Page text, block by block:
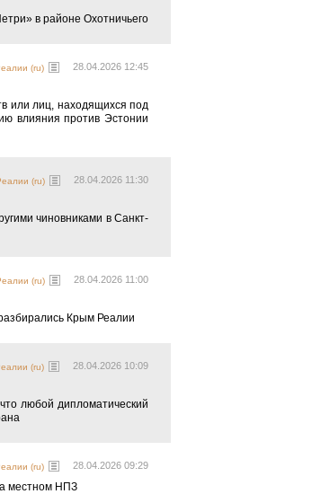
в районе Охотничьего
28.04.2026 12:45
(ru)
или лиц, находящихся под
влияния против Эстонии
28.04.2026 11:30
(ru)
чиновниками в Санкт-
28.04.2026 11:00
(ru)
Крым Реалии
28.04.2026 10:09
(ru)
любой дипломатический
28.04.2026 09:29
(ru)
местном НПЗ